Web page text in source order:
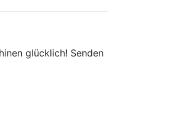
glücklich! Senden